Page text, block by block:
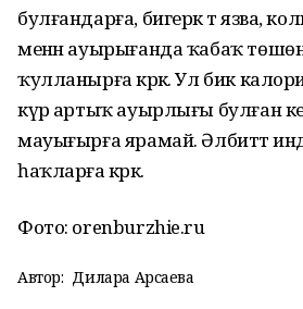
булғандарға, бигерәк тә язва,
менән ауырығанда ҡабаҡ
ҡулланырға кәрәк. Ул бик
күрә артыҡ ауырлығы булған
мауығырға ярамай. Әлбиттә
һаҡларға кәрәк.
Фото: orenburzhie.ru
Автор: Дилара Арсаева